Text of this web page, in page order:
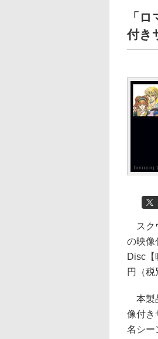
「
付き
スク
の映像
Disc【
円（税
本製
像付き
名シー